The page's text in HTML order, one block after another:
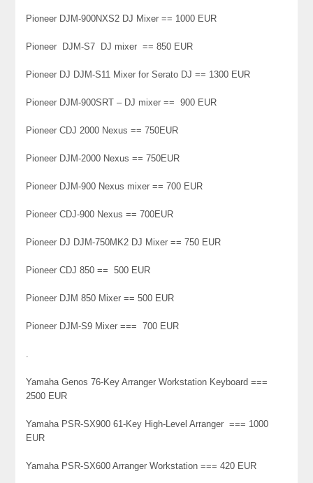
Pioneer DJM-900NXS2 DJ Mixer == 1000 EUR
Pioneer DJM-S7 DJ mixer == 850 EUR
Pioneer DJ DJM-S11 Mixer for Serato DJ == 1300 EUR
Pioneer DJM-900SRT – DJ mixer == 900 EUR
Pioneer CDJ 2000 Nexus == 750EUR
Pioneer DJM-2000 Nexus == 750EUR
Pioneer DJM-900 Nexus mixer == 700 EUR
Pioneer CDJ-900 Nexus == 700EUR
Pioneer DJ DJM-750MK2 DJ Mixer == 750 EUR
Pioneer CDJ 850 == 500 EUR
Pioneer DJM 850 Mixer == 500 EUR
Pioneer DJM-S9 Mixer === 700 EUR
.
Yamaha Genos 76-Key Arranger Workstation Keyboard ===
2500 EUR
Yamaha PSR-SX900 61-Key High-Level Arranger === 1000
EUR
Yamaha PSR-SX600 Arranger Workstation === 420 EUR